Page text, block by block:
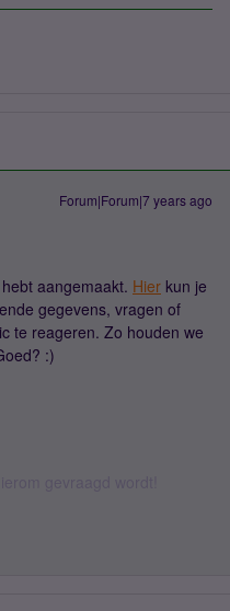
Forum|Forum|7 years ago
aangemaakt. Hier kun je
gegevens, vragen of
te reageren. Zo houden we
:)